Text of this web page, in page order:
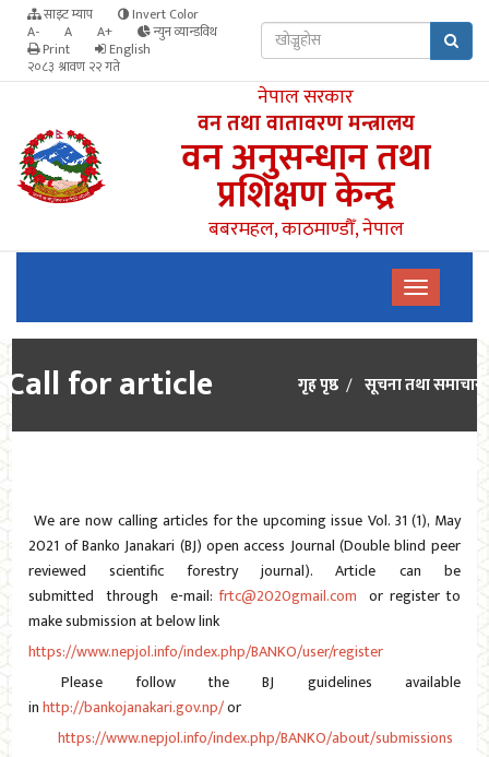
साइट म्याप
Invert Color
A-
A A+
न्युन व्यान्डविथ
Print
English
२०८३ श्रावण २२ गते
नेपाल सरकार
वन तथा वातावरण मन्त्रालय
वन अनुसन्धान तथा
प्रशिक्षण केन्द्र
बबरमहल, काठमाण्डौँ, नेपाल
Call for article गृह पृष्ठ सूचना तथा समाचार
We are now calling articles for the upcoming issue Vol. 31 (1), May
2021 of Banko Janakari (BJ) open access Journal (Double blind peer
reviewed scientific forestry journal). Article can be
submitted through e-mail:frtc@2020gmail.com or register to
make submission at below link
https://www.nepjol.info/index.php/BANKO/user/register
Please follow the BJ guidelines available
inhttp://bankojanakari.gov.np/or
https://www.nepjol.info/index.php/BANKO/about/submissions